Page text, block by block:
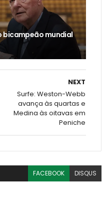
bicampeão mundial
NEXT
Surfe: Weston-Webb
avança às quartas e
Medina às oitavas em
Peniche
FACEBOOK DISQUS